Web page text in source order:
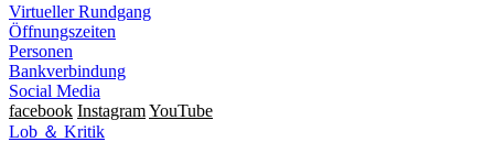
Virtueller Rundgang
Öffnungszeiten
Personen
Bankverbindung
Social Media
facebook InstagramYouTube
Lob ＆ Kritik